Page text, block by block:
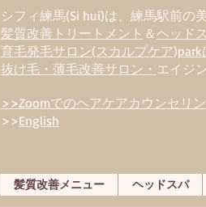
シフィ練馬(Si hui)は、 練馬駅前の
髪質改善トリートメント ＆ヘッド
育毛発毛サロン(スカルプケア
抜け毛・薄毛改善サロン・ エイジ
>>Zoomでのヘアケアカウンセリ
>>English
髪質改善メニュー ヘッドスパ